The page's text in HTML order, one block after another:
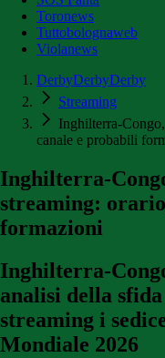
Toronews
Tuttobolognaweb
Violanews
DerbyDerbyDerby
Streaming
Inghilterra-
canale e probabili
Inghilterra-
streaming:
formazioni
Inghilterra-
analisi della
streaming i
Mondiale 2026